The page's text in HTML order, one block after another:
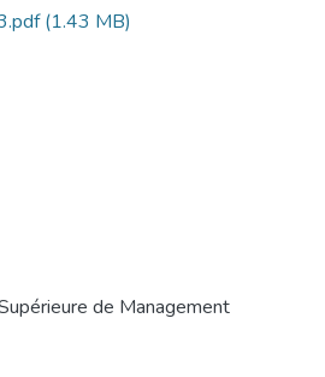
(1.43 MB)
de Management